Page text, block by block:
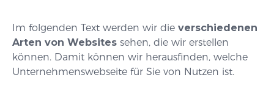
Im folgenden Text werden wir die verschiedenen
Arten von Websites sehen, die wir erstellen
können. Damit können wir herausfinden, welche
Unternehmenswebseite für Sie von Nutzen ist.